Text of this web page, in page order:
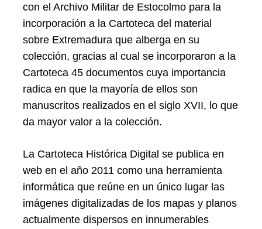
con el Archivo Militar de Estocolmo para la
incorporación a la Cartoteca del material
sobre Extremadura que alberga en su
colección, gracias al cual se incorporaron a la
Cartoteca 45 documentos cuya importancia
radica en que la mayoría de ellos son
manuscritos realizados en el siglo XVII, lo que
da mayor valor a la colección.
La Cartoteca Histórica Digital se publica en
web en el año 2011 como una herramienta
informática que reúne en un único lugar las
imágenes digitalizadas de los mapas y planos
actualmente dispersos en innumerables